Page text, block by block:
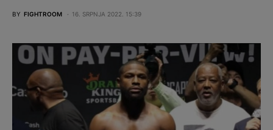
BY FIGHTROOM 16. SRPNJA 2022. 15:39